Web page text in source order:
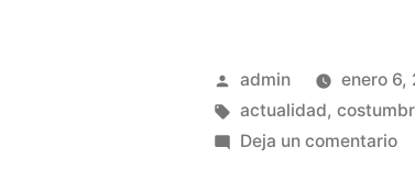
Enero
2.020
en
Publicado
por
admin enero 6,
Etiquetas:
actualidad,
Deja un comentarioen